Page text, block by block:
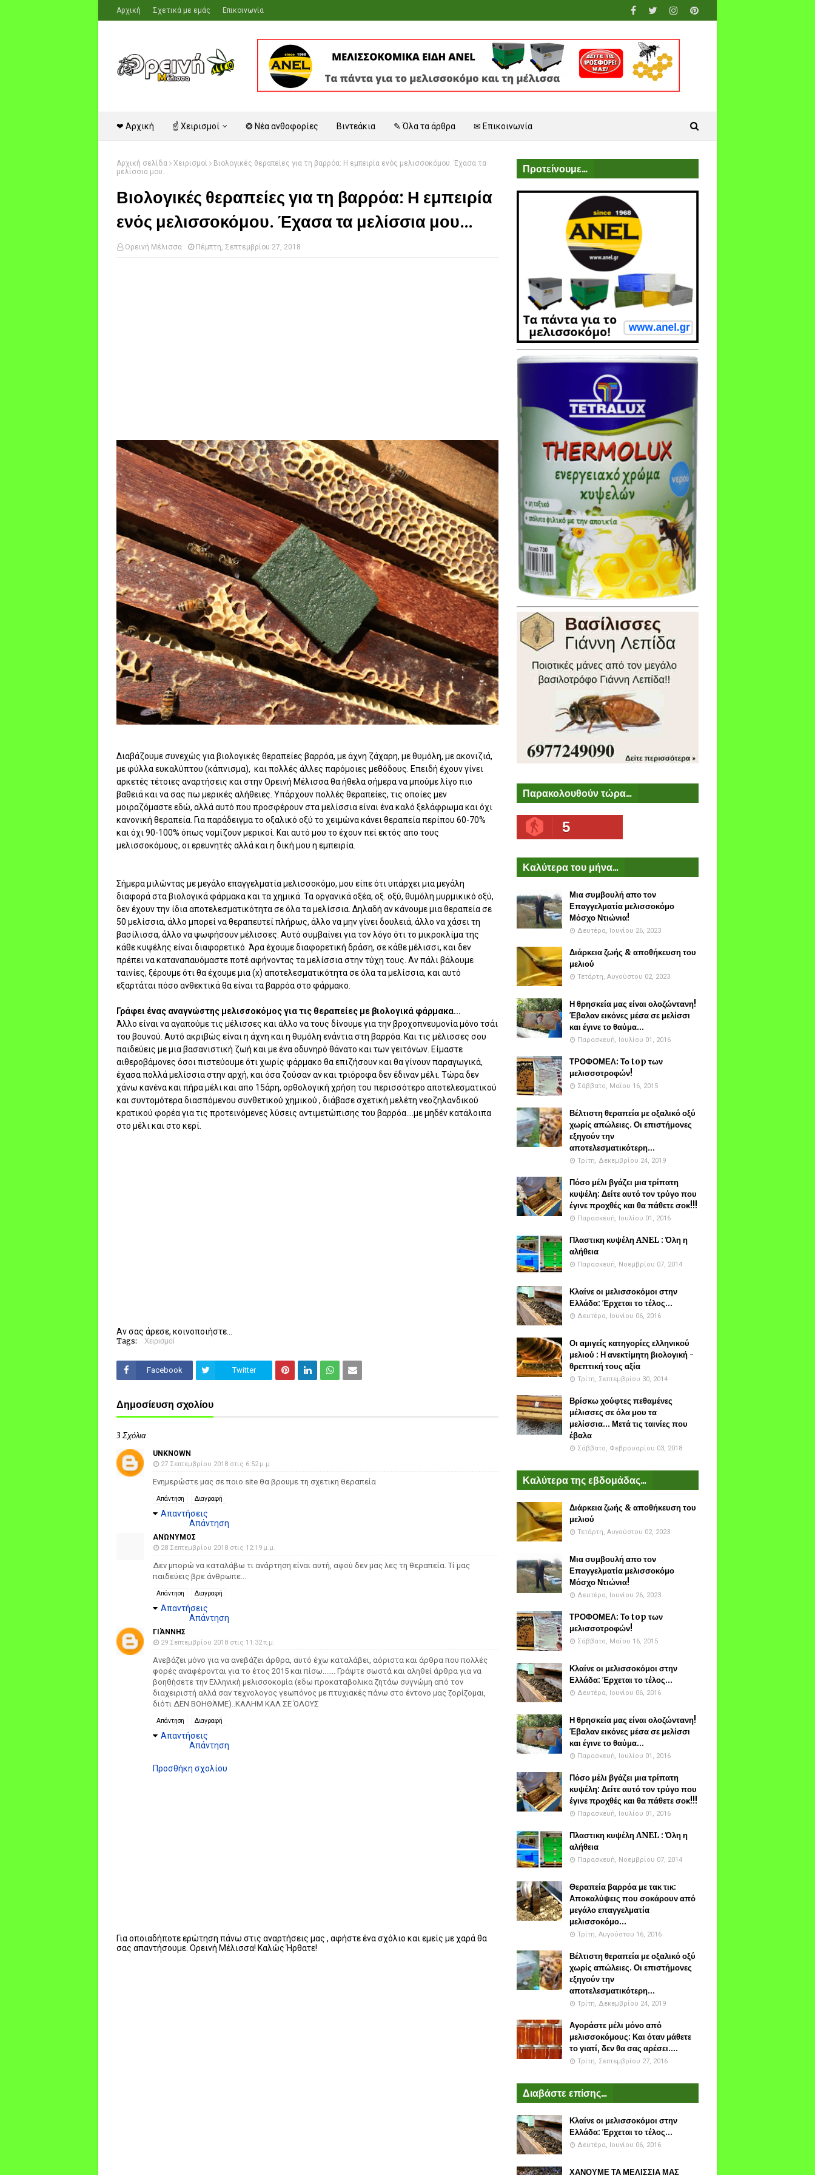
Αρχική Σχετικά με εμάς Επικοινωνία
❤ Αρχική ☝ Χειρισμοί ❂ Νέα ανθοφορίες Βιντεάκια ✎ Όλα τα άρθρα ✉ Επικοινωνία
Αρχική σελίδα Χειρισμοί
Βιολογικές θεραπείες για τη βαρρόα: Η εμπειρία ενός μελισσοκόμου. Έχασα τα
μελίσσια μου...
Βιολογικές θεραπείες για τη βαρρόα: Η εμπειρία
ενός μελισσοκόμου. Έχασα τα μελίσσια μου...
Ορεινή Μέλισσα Πέμπτη, Σεπτεμβρίου 27, 2018
Διαβάζουμε συνεχώς για βιολογικές θεραπείες βαρρόα, με άχνη ζάχαρη, με θυμόλη, με ακονιζιά,
με φύλλα ευκαλύπτου (κάπνισμα), και πολλές άλλες παρόμοιες μεθόδους. Επειδή έχουν γίνει
αρκετές τέτοιες αναρτήσεις και στην Ορεινή Μέλισσα θα ήθελα σήμερα να μπούμε λίγο πιο
βαθειά και να σας πω μερικές αλήθειες. Υπάρχουν πολλές θεραπείες, τις οποίες μεν
μοιραζόμαστε εδώ, αλλά αυτό που προσφέρουν στα μελίσσια είναι ένα καλό ξελάφρωμα και όχι
κανονική θεραπεία. Για παράδειγμα το οξαλικό οξύ το χειμώνα κάνει θεραπεία περίπου 60-70%
και όχι 90-100% όπως νομίζουν μερικοί. Και αυτό μου το έχουν πεί εκτός απο τους
μελισσοκόμους, οι ερευνητές αλλά και η δική μου η εμπειρία.
Σήμερα μιλώντας με μεγάλο επαγγελματία μελισσοκόμο, μου είπε ότι υπάρχει μια μεγάλη
διαφορά στα βιολογικά φάρμακα και τα χημικά. Τα οργανικά οξέα, οξ. οξύ, θυμόλη μυρμικικό οξύ,
δεν έχουν την ίδια αποτελεσματικότητα σε όλα τα μελίσσια. Δηλαδή αν κάνουμε μια θεραπεία σε
50 μελίσσια, άλλο μπορεί να θεραπευτεί πλήρως, άλλο να μην γίνει δουλειά, άλλο να χάσει τη
βασίλισσα, άλλο να ψωφήσουν μέλισσες. Αυτό συμβαίνει για τον λόγο ότι το μικροκλίμα της
κάθε κυψέλης είναι διαφορετικό. Άρα έχουμε διαφορετική δράση, σε κάθε μέλισσι, και δεν
πρέπει να καταναπαυόμαστε ποτέ αφήνοντας τα μελίσσια στην τύχη τους. Αν πάλι βάλουμε
ταινίες, ξέρουμε ότι θα έχουμε μια (x) αποτελεσματικότητα σε όλα τα μελίσσια, και αυτό
εξαρτάται πόσο ανθεκτικά θα είναι τα βαρρόα στο φάρμακο.
Γράφει ένας αναγνώστης μελισσοκόμος για τις θεραπείες με βιολογικά φάρμακα...
Άλλο είναι να αγαπούμε τις μέλισσες και άλλο να τους δίνουμε για την βροχοπνευμονία μόνο τσάι
του βουνού. Αυτό ακριβώς είναι η άχνη και η θυμόλη ενάντια στη βαρρόα. Και τις μέλισσες σου
παιδεύεις με μια βασανιστική ζωή και με ένα οδυνηρό θάνατο και των γειτόνων. Είμαστε
αιθεροβάμονες όσοι πιστεύουμε ότι χωρίς φάρμακο θα επιζήσουν και θα γίνουν παραγωγικά,
έχασα πολλά μελίσσια στην αρχή, και όσα ζούσαν αν και τριόροφα δεν έδιναν μέλι. Τώρα δεν
χάνω κανένα και πήρα μέλι και απο 15άρη, ορθολογική χρήση του περισσότερο αποτελεσματικού
και συντομότερα διασπόμενου συνθετικού χημικού , διάβασε σχετική μελέτη νεοζηλανδικού
κρατικού φορέα για τις προτεινόμενες λύσεις αντιμετώπισης του βαρρόα....με μηδέν κατάλοιπα
στο μέλι και στο κερί.
Αν σας άρεσε, κοινοποιήστε...
Tags: Χειρισμοί
Facebook Twitter
Δημοσίευση σχολίου
3 Σχόλια
UNKNOWN
27 Σεπτεμβρίου 2018 στις 6:52 μ.μ.
Ενημερώστε μας σε ποιο site θα βρουμε τη σχετικη θεραπεία
Απάντηση Διαγραφή
Απαντήσεις
Απάντηση
ΑΝΏΝΥΜΟΣ
28 Σεπτεμβρίου 2018 στις 12:19 μ.μ.
Δεν μπορώ να καταλάβω τι ανάρτηση είναι αυτή, αφού δεν μας λες τη θεραπεία. Τί μας
παιδεύεις βρε άνθρωπε...
Απάντηση Διαγραφή
Απαντήσεις
Απάντηση
ΓΙΆΝΝΗΣ
29 Σεπτεμβρίου 2018 στις 11:32 π.μ.
Ανεβάζει μόνο για να ανεβάζει άρθρα, αυτό έχω καταλάβει, αόριστα και άρθρα που πολλές
φορές αναφέρονται για το έτος 2015 και πίσω....... Γράψτε σωστά και αληθεί άρθρα για να
βοηθήσετε την Ελληνική μελισσοκομία (εδω προκαταβολικα ζητάω συγνώμη από τον
διαχειριστή αλλά σαν τεχνολογος γεωπόνος με πτυχιακές πάνω στο έντονο μας ζορίζομαι,
διότι ΔΕΝ ΒΟΗΘΆΜΕ)..ΚΑΛΗΜ ΚΑΛ ΣΕ ΌΛΟΥΣ
Απάντηση Διαγραφή
Απαντήσεις
Απάντηση
Προσθήκη σχολίου
Για οποιαδήποτε ερώτηση πάνω στις αναρτήσεις μας , αφήστε ένα σχόλιο και εμείς με χαρά θα
σας απαντήσουμε. Ορεινή Μέλισσα! Καλώς Ήρθατε!
Προτείνουμε...
Παρακολουθούν τώρα...
5
Καλύτερα του μήνα...
Μια συμβουλή απο τον
Επαγγελματία μελισσοκόμο
Μόσχο Ντιώνια!
Δευτέρα, Ιουνίου 26, 2023
Διάρκεια ζωής & αποθήκευση του
μελιού
Τετάρτη, Αυγούστου 02, 2023
Η θρησκεία μας είναι ολοζώντανη!
Έβαλαν εικόνες μέσα σε μελίσσι
και έγινε το θαύμα...
Παρασκευή, Ιουλίου 01, 2016
ΤΡΟΦΟΜΕΛ: Το top των
μελισσοτροφών!
Σάββατο, Μαΐου 16, 2015
Βέλτιστη θεραπεία με οξαλικό οξύ
χωρίς απώλειες. Οι επιστήμονες
εξηγούν την
αποτελεσματικότερη...
Τρίτη, Δεκεμβρίου 24, 2019
Πόσο μέλι βγάζει μια τρίπατη
κυψέλη: Δείτε αυτό τον τρύγο που
έγινε προχθές και θα πάθετε σοκ!!!
Παρασκευή, Ιουλίου 01, 2016
Πλαστικη κυψέλη ANEL : Όλη η
αλήθεια
Παρασκευή, Νοεμβρίου 07, 2014
Κλαίνε οι μελισσοκόμοι στην
Ελλάδα: Έρχεται το τέλος...
Δευτέρα, Ιουνίου 06, 2016
Οι αμιγείς κατηγορίες ελληνικού
μελιού : Η ανεκτίμητη βιολογική -
θρεπτική τους αξία
Τρίτη, Σεπτεμβρίου 30, 2014
Βρίσκω χούφτες πεθαμένες
μέλισσες σε όλα μου τα
μελίσσια... Μετά τις ταινίες που
έβαλα
Σάββατο, Φεβρουαρίου 03, 2018
Καλύτερα της εβδομάδας...
Διάρκεια ζωής & αποθήκευση του
μελιού
Τετάρτη, Αυγούστου 02, 2023
Μια συμβουλή απο τον
Επαγγελματία μελισσοκόμο
Μόσχο Ντιώνια!
Δευτέρα, Ιουνίου 26, 2023
ΤΡΟΦΟΜΕΛ: Το top των
μελισσοτροφών!
Σάββατο, Μαΐου 16, 2015
Κλαίνε οι μελισσοκόμοι στην
Ελλάδα: Έρχεται το τέλος...
Δευτέρα, Ιουνίου 06, 2016
Η θρησκεία μας είναι ολοζώντανη!
Έβαλαν εικόνες μέσα σε μελίσσι
και έγινε το θαύμα...
Παρασκευή, Ιουλίου 01, 2016
Πόσο μέλι βγάζει μια τρίπατη
κυψέλη: Δείτε αυτό τον τρύγο που
έγινε προχθές και θα πάθετε σοκ!!!
Παρασκευή, Ιουλίου 01, 2016
Πλαστικη κυψέλη ANEL : Όλη η
αλήθεια
Παρασκευή, Νοεμβρίου 07, 2014
Θεραπεία βαρρόα με τακ τικ:
Αποκαλύψεις που σοκάρουν από
μεγάλο επαγγελματία
μελισσοκόμο...
Τρίτη, Αυγούστου 16, 2016
Βέλτιστη θεραπεία με οξαλικό οξύ
χωρίς απώλειες. Οι επιστήμονες
εξηγούν την
αποτελεσματικότερη...
Τρίτη, Δεκεμβρίου 24, 2019
Αγοράστε μέλι μόνο από
μελισσοκόμους: Και όταν μάθετε
το γιατί, δεν θα σας αρέσει....
Τρίτη, Σεπτεμβρίου 27, 2016
Διαβάστε επίσης...
Κλαίνε οι μελισσοκόμοι στην
Ελλάδα: Έρχεται το τέλος...
Δευτέρα, Ιουνίου 06, 2016
ΧΑΝΟΥΜΕ ΤΑ ΜΕΛΙΣΣΙΑ ΜΑΣ